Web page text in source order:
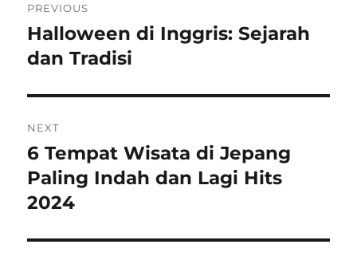
pos
PREVIOUS
Previous
post:
Halloween di Inggris: Sejarah
dan Tradisi
NEXT
Next
post:
6 Tempat Wisata di Jepang
Paling Indah dan Lagi Hits
2024